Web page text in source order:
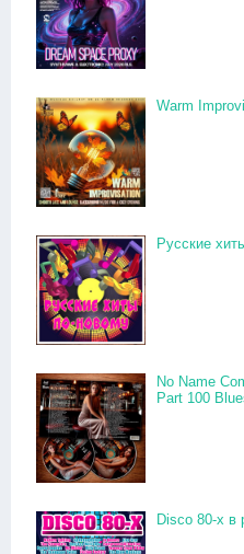
Warm
Русские
No Name
Part 100
Disco 80-x в